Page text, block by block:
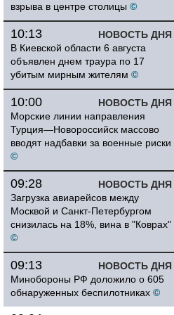
взрыва в центре столицы ©
НОВОСТЬ ДНЯ
10:13
В Киевской области 6 августа
объявлен днем траура по 17
убитым мирным жителям ©
НОВОСТЬ ДНЯ
10:00
Морские линии направления
Турция—Новороссийск массово
вводят надбавки за военные риски
©
НОВОСТЬ ДНЯ
09:28
Загрузка авиарейсов между
Москвой и Санкт-Петербургом
снизилась на 18%, вина в "Коврах"
©
НОВОСТЬ ДНЯ
09:13
Минобороны РФ доложило о 605
обнаруженных беспилотниках ©